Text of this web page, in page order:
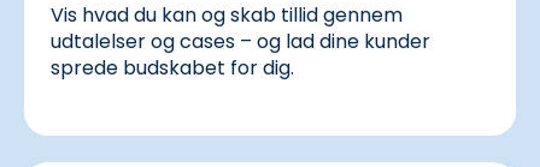
Vis hvad du kan og skab tillid gennem
udtalelser og cases – og lad dine kunder
sprede budskabet for dig.